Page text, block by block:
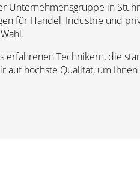
Unternehmensgruppe in
für Handel, Industrie und
erfahrenen Technikern, die
höchste Qualität, um Ihnen